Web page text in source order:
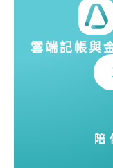
雲端記帳與